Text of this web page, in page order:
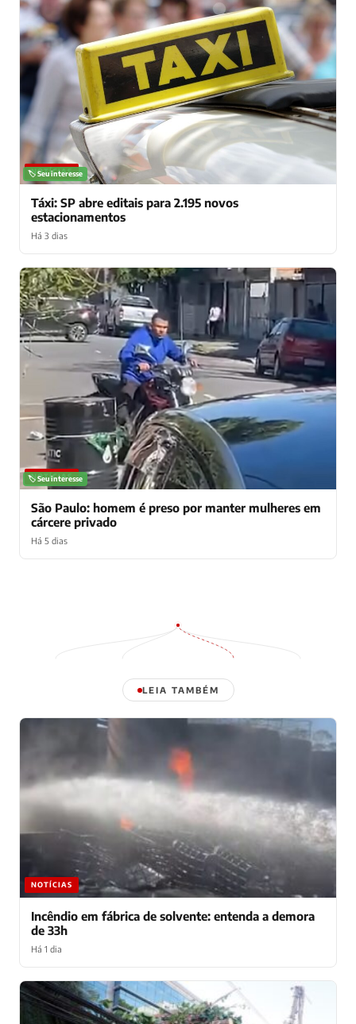
NOTÍCIAS
🏷️ Seu interesse
Táxi: SP abre editais para 2.195 novos
estacionamentos
Há 3 dias
NOTÍCIAS
🏷️ Seu interesse
São Paulo: homem é preso por manter mulheres em
cárcere privado
Há 5 dias
LEIA TAMBÉM
NOTÍCIAS
Incêndio em fábrica de solvente: entenda a demora
de 33h
Há 1 dia